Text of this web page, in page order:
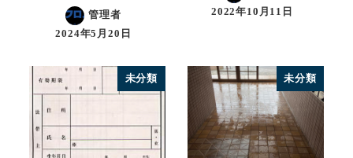
管理者
2024年5月20日
2022年10月11日
未分類 未分類